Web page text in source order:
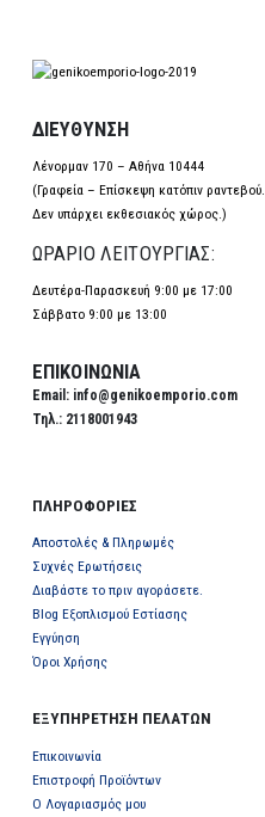
ΔΙΕΥΘΥΝΣΗ
Λένορμαν 170 – Αθήνα 10444
(Γραφεία – Επίσκεψη κατόπιν ραντεβού.
Δεν υπάρχει εκθεσιακός χώρος.)
ΩΡΑΡΙΟ ΛΕΙΤΟΥΡΓΙΑΣ:
Δευτέρα-Παρασκευή 9:00 με 17:00
Σάββατο 9:00 με 13:00
ΕΠΙΚΟΙΝΩΝΙΑ
Email : info@genikoemporio.com
Τηλ.: 2118001943
ΠΛΗΡΟΦΟΡΙΕΣ
Αποστολές & Πληρωμές
Συχνές Ερωτήσεις
Διαβάστε το πριν αγοράσετε.
Blog Εξοπλισμού Εστίασης
Εγγύηση
Όροι Χρήσης
ΕΞΥΠΗΡΕΤΗΣΗ ΠΕΛΑΤΩΝ
Επικοινωνία
Επιστροφή Προϊόντων
Ο Λογαριασμός μου